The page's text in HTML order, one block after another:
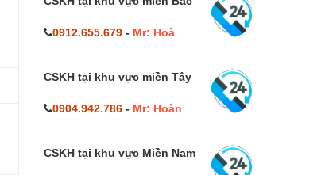
0912.655.679- Mr: Hoà
CSKH tại khu vực miền Tây
0904.942.786- Mr: Hoàn
CSKH tại khu vực Miền Nam